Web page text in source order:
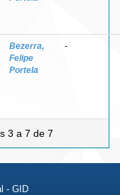
Bezerra,
Felipe
Portela
-
3 a 7 de 7
- GID